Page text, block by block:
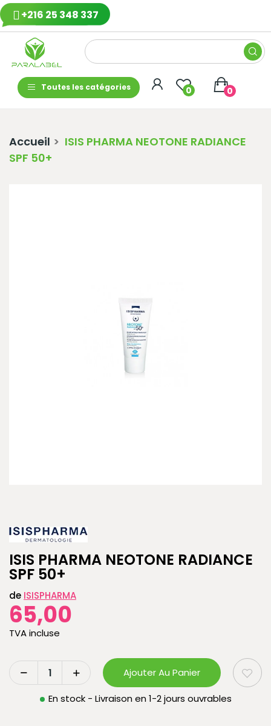
+216 25 348 337
Toutes les catégories 0 0
Accueil
ISIS PHARMA NEOTONE RADIANCE
SPF 50+
ISIS PHARMA NEOTONE RADIANCE
SPF 50+
de ISISPHARMA
65,00
TVA incluse
Ajouter Au Panier
En stock - Livraison en 1-2 jours ouvrables